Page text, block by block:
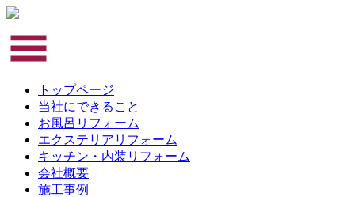
トップページ
当社にできること
お風呂リフォーム
エクステリアリフォーム
キッチン・内装リフォーム
会社概要
施工事例